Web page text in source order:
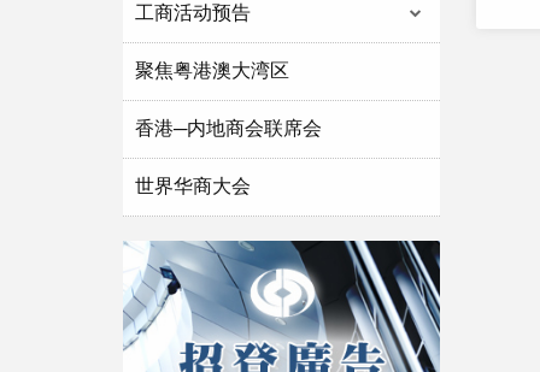
工商活动预告
聚焦粤港澳大湾区
香港─内地商会联席会
世界华商大会